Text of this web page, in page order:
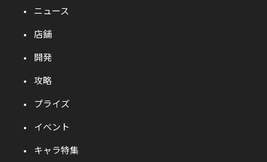
ニュース
店舗
開発
攻略
プライズ
イベント
キャラ特集